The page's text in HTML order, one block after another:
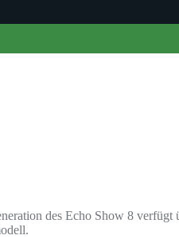
des Echo Show 8 verfügt